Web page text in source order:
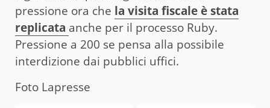
pressione ora che la visita fiscale è stata
replicata anche per il processo Ruby.
Pressione a 200 se pensa alla possibile
interdizione dai pubblici uffici.
Foto Lapresse